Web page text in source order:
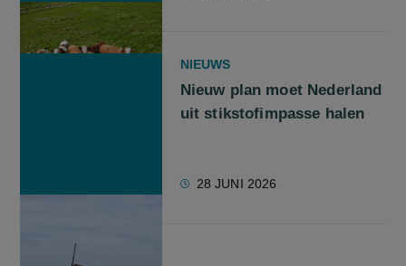
NIEUWS
Nieuw plan moet Nederland
uit stikstofimpasse halen
28 JUNI 2026